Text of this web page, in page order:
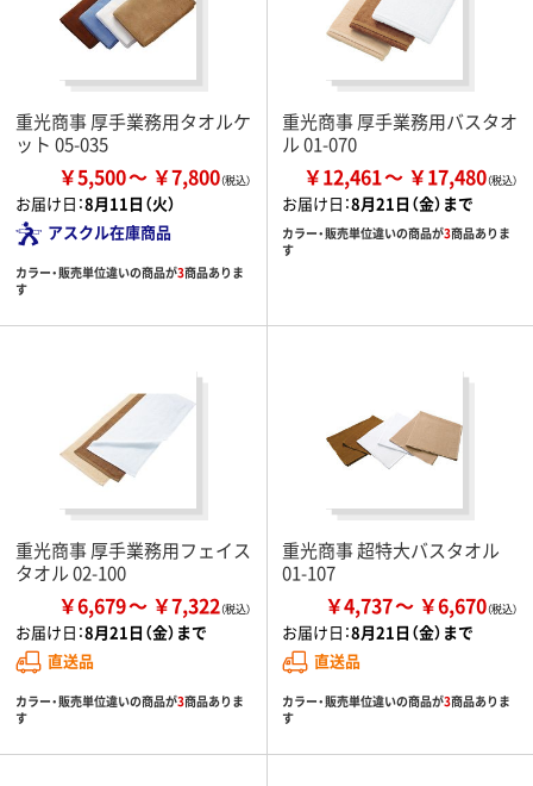
重光商事 厚手業務用タオルケ
ット 05-035
￥5,500 ￥7,800
お届け日：8月11日（火）
アスクル在庫商品
カラー・販売単位違いの商品が3商品ありま
す
重光商事 厚手業務用バスタオ
ル 01-070
￥12,461 ￥17,480
お届け日：8月21日（金）まで
カラー・販売単位違いの商品が3商品ありま
す
重光商事 厚手業務用フェイス
タオル 02-100
￥6,679 ￥7,322
お届け日：8月21日（金）まで
直送品
カラー・販売単位違いの商品が3商品ありま
す
重光商事 超特大バスタオル
01-107
￥4,737 ￥6,670
お届け日：8月21日（金）まで
直送品
カラー・販売単位違いの商品が3商品ありま
す